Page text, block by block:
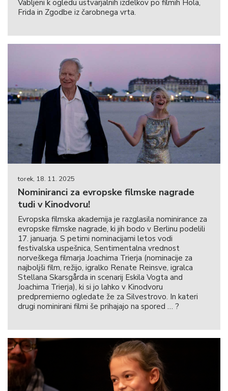
Vabljeni k ogledu ustvarjalnih izdelkov po filmih Hola,
Frida in Zgodbe iz čarobnega vrta.
torek, 18. 11. 2025
Nominiranci za evropske filmske nagrade
tudi v Kinodvoru!
Evropska filmska akademija je razglasila nominirance za
evropske filmske nagrade, ki jih bodo v Berlinu podelili
17. januarja. S petimi nominacijami letos vodi
festivalska uspešnica, Sentimentalna vrednost
norveškega filmarja Joachima Trierja (nominacije za
najboljši film, režijo, igralko Renate Reinsve, igralca
Stellana Skarsgårda in scenarij Eskila Vogta and
Joachima Trierja), ki si jo lahko v Kinodvoru
predpremierno ogledate že za Silvestrovo. In kateri
drugi nominirani filmi še prihajajo na spored … ?